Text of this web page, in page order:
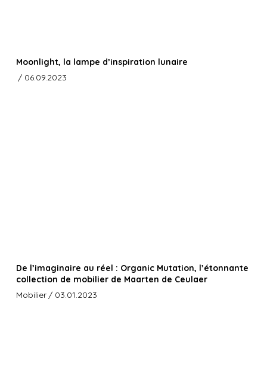
Moonlight, la lampe d’inspiration lunaire
/ 06.09.2023
De l’imaginaire au réel : Organic Mutation, l’étonnante
collection de mobilier de Maarten de Ceulaer
Mobilier / 03.01.2023